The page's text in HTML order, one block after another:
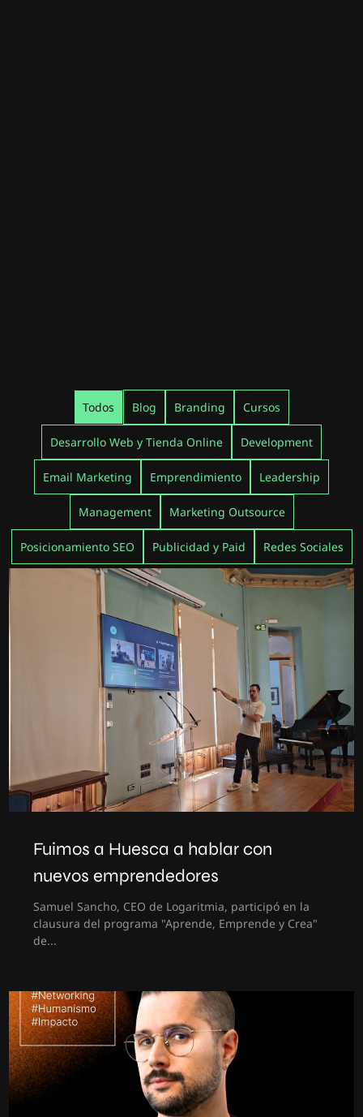
Todos Blog Branding Cursos
Desarrollo Web y Tienda Online Development
Email Marketing Emprendimiento Leadership
Management Marketing Outsource
Posicionamiento SEO Publicidad y Paid Redes Sociales
Fuimos a Huesca a hablar con
nuevos emprendedores
Samuel Sancho, CEO de Logaritmia, participó en la
clausura del programa "Aprende, Emprende y Crea"
de...